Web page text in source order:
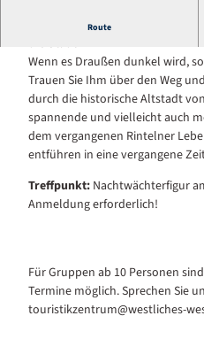
Route
Begleiten Sie den
Wenn es Draußen dunkel wird,
Trauen Sie Ihm über den Weg
durch die historische Altstadt
spannende und vielleicht auch
dem vergangenen Rintelner
entführen in eine vergangene
Treffpunkt: Nachtwächterfigur
Anmeldung erforderlich!
Für Gruppen ab 10 Personen
Termine möglich. Sprechen Sie
touristikzentrum@westliches-